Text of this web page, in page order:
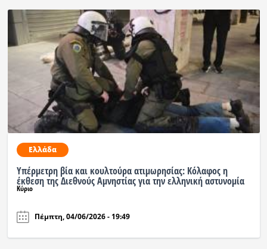
Ελλάδα
Υπέρμετρη βία και κουλτούρα ατιμωρησίας: Κόλαφος η
έκθεση της Διεθνούς Αμνηστίας για την ελληνική αστυνομία
Κύριο
Πέμπτη, 04/06/2026 - 19:49